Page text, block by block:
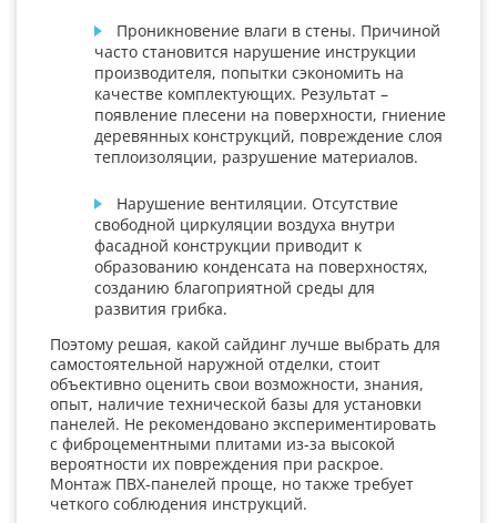
Проникновение влаги в стены. Причиной
часто становится нарушение инструкции
производителя, попытки сэкономить на
качестве комплектующих. Результат –
появление плесени на поверхности, гниение
деревянных конструкций, повреждение слоя
теплоизоляции, разрушение материалов.
Нарушение вентиляции. Отсутствие
свободной циркуляции воздуха внутри
фасадной конструкции приводит к
образованию конденсата на поверхностях,
созданию благоприятной среды для
развития грибка.
Поэтому решая, какой сайдинг лучше выбрать для
самостоятельной наружной отделки, стоит
объективно оценить свои возможности, знания,
опыт, наличие технической базы для установки
панелей. Не рекомендовано экспериментировать
с фиброцементными плитами из-за высокой
вероятности их повреждения при раскрое.
Монтаж ПВХ-панелей проще, но также требует
четкого соблюдения инструкций.